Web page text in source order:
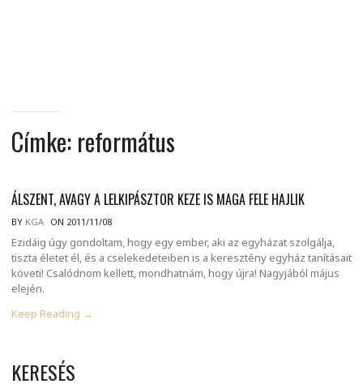
Címke: református
ÁLSZENT, AVAGY A LELKIPÁSZTOR KEZE IS MAGA FELE HAJLIK
BY KGA ON 2011/11/08
Ezidáig úgy gondoltam, hogy egy ember, aki az egyházat szolgálja,
tiszta életet él, és a cselekedeteiben is a keresztény egyház tanításait
követi! Csalódnom kellett, mondhatnám, hogy újra! Nagyjából május
elején.
Keep Reading →
KERESÉS